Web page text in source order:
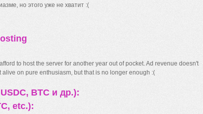
но этого уже не хватит :(
to host the server for another year out of pocket. Ad revenue doesn't
on pure enthusiasm, but that is no longer enough :(
BTC и др.):
etc.):